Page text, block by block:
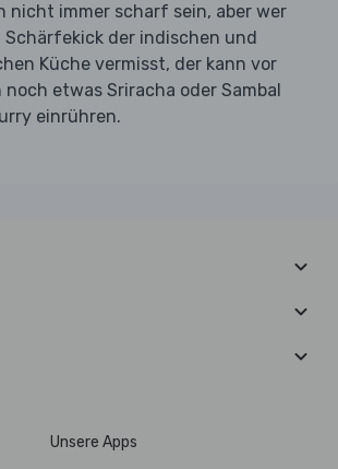
nicht immer scharf sein, aber wer
der indischen und
Küche vermisst, der kann vor
noch etwas Sriracha oder Sambal
einrühren.
Unsere Apps